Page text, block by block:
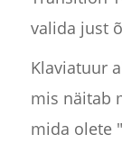
valida just
Klaviatuur
mis näitab
mida olete